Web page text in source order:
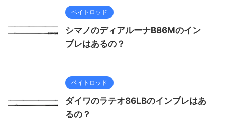
ベイトロッド
シマノのディアルーナB86Mのイン
プレはあるの？
ベイトロッド
ダイワのラテオ86LBのインプレはあ
るの？